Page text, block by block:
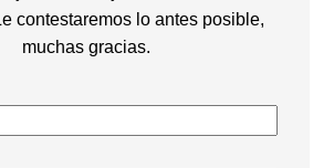
contestaremos lo antes posible,
muchas gracias.